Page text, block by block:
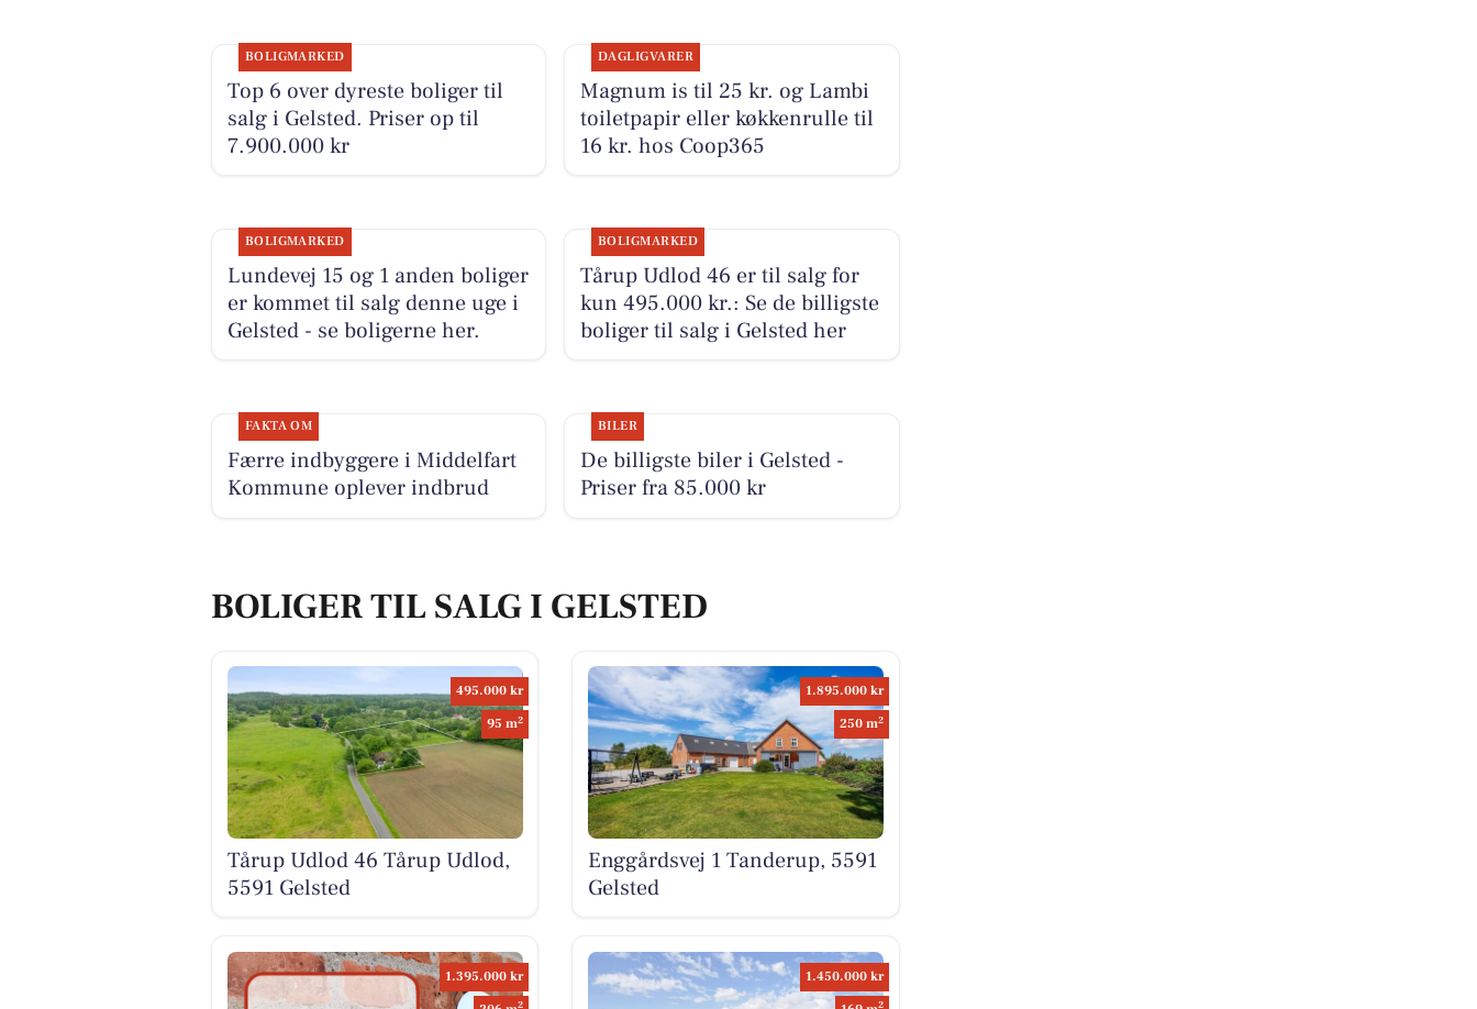
BOLIGMARKED
Top 6 over dyreste boliger til
salg i Gelsted. Priser op til
7.900.000 kr
DAGLIGVARER
Magnum is til 25 kr. og Lambi
toiletpapir eller køkkenrulle til
16 kr. hos Coop365
BOLIGMARKED
Lundevej 15 og 1 anden boliger
er kommet til salg denne uge i
Gelsted - se boligerne her.
BOLIGMARKED
Tårup Udlod 46 er til salg for
kun 495.000 kr.: Se de billigste
boliger til salg i Gelsted her
FAKTA OM
Færre indbyggere i Middelfart
Kommune oplever indbrud
BILER
De billigste biler i Gelsted -
Priser fra 85.000 kr
BOLIGER TIL SALG I GELSTED
495.000 kr
95 m2
Tårup Udlod 46 Tårup Udlod,
5591 Gelsted
1.895.000 kr
250 m2
Enggårdsvej 1 Tanderup, 5591
Gelsted
1.395.000 kr
2
1.450.000 kr
2